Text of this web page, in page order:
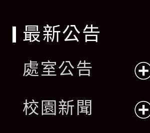
最新公告
處室公告
開
校園新聞